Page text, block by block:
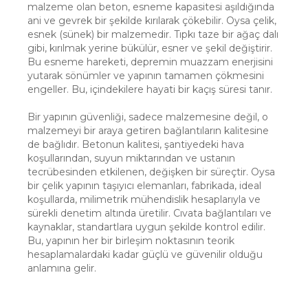
malzeme olan beton, esneme kapasitesi aşıldığında
ani ve gevrek bir şekilde kırılarak çökebilir. Oysa çelik,
esnek (sünek) bir malzemedir. Tıpkı taze bir ağaç dalı
gibi, kırılmak yerine bükülür, esner ve şekil değiştirir.
Bu esneme hareketi, depremin muazzam enerjisini
yutarak sönümler ve yapının tamamen çökmesini
engeller. Bu, içindekilere hayati bir kaçış süresi tanır.
Bir yapının güvenliği, sadece malzemesine değil, o
malzemeyi bir araya getiren bağlantıların kalitesine
de bağlıdır. Betonun kalitesi, şantiyedeki hava
koşullarından, suyun miktarından ve ustanın
tecrübesinden etkilenen, değişken bir süreçtir. Oysa
bir çelik yapının taşıyıcı elemanları, fabrikada, ideal
koşullarda, milimetrik mühendislik hesaplarıyla ve
sürekli denetim altında üretilir. Cıvata bağlantıları ve
kaynaklar, standartlara uygun şekilde kontrol edilir.
Bu, yapının her bir birleşim noktasının teorik
hesaplamalardaki kadar güçlü ve güvenilir olduğu
anlamına gelir.